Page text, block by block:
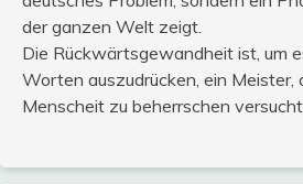
der ganzen Welt zeigt.
Die Rückwärtsgewandheit ist, um
Worten auszudrücken, ein Meister,
Menscheit zu beherrschen versucht.